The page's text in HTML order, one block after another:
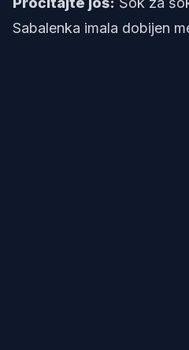
Sabalenka imala dobijen